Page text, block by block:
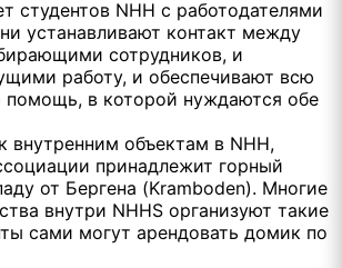
студентов NHH с работодателями
устанавливают контакт между
сотрудников, и
работу, и обеспечивают всю
в которой нуждаются обе
внутренним объектам в NHH,
принадлежит горный
от Бергена (Kramboden). Многие
внутри NHHS организуют такие
сами могут арендовать домик по